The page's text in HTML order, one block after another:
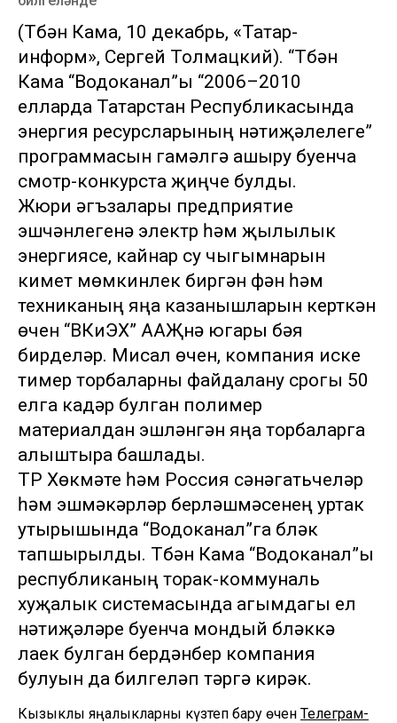
(Түбән Кама, 10 декабрь, «Татар-
информ», Сергей Толмацкий). “Түбән
Кама “Водоканал”ы “2006–2010
елларда Татарстан Республикасында
энергия ресурсларының нәтиҗәлелеге”
программасын гамәлгә ашыру буенча
смотр-конкурста җиңүче булды.
Жюри әгъзалары предприятие
эшчәнлегенә электр һәм җылылык
энергиясе, кайнар су чыгымнарын
киметү мөмкинлек биргән фән һәм
техниканың яңа казанышларын керткән
өчен “ВКиЭХ” ААҖнә югары бәя
бирделәр. Мисал өчен, компания иске
тимер торбаларны файдалану срогы 50
елга кадәр булган полимер
материалдан эшләнгән яңа торбаларга
алыштыра башлады.
ТР Хөкүмәте һәм Россия сәнәгатьчеләр
һәм эшмәкәрләр берләшмәсенең уртак
утырышында “Водоканал”га бүләк
тапшырылды. Түбән Кама “Водоканал”ы
республиканың торак-коммуналь
хуҗалык системасында агымдагы ел
нәтиҗәләре буенча мондый бүләккә
лаек булган бердәнбер компания
булуын да билгеләп үтәргә кирәк.
Кызыклы яңалыкларны күзәтеп бару өчен Телеграм-